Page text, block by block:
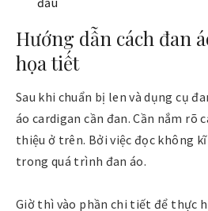
Hướng dẫn cách đan
họa tiết
Sau khi chuẩn bị len và dụng cụ
áo cardigan cần đan. Cần nắm rõ
thiệu ở trên. Bởi việc đọc không
trong quá trình đan áo.
Giờ thì vào phần chi tiết để thực